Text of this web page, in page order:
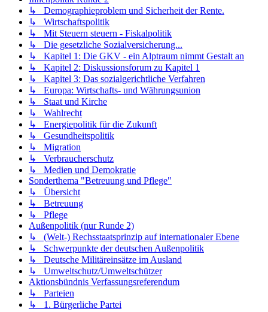
↳ Demographieproblem und Sicherheit der Rente.
↳ Wirtschaftspolitik
↳ Mit Steuern steuern - Fiskalpolitik
↳ Die gesetzliche Sozialversicherung...
↳ Kapitel 1: Die GKV - ein Alptraum nimmt Gestalt an
↳ Kapitel 2: Diskussionsforum zu Kapitel 1
↳ Kapitel 3: Das sozialgerichtliche Verfahren
↳ Europa: Wirtschafts- und Währungsunion
↳ Staat und Kirche
↳ Wahlrecht
↳ Energiepolitik für die Zukunft
↳ Gesundheitspolitik
↳ Migration
↳ Verbraucherschutz
↳ Medien und Demokratie
Sonderthema "Betreuung und Pflege"
↳ Übersicht
↳ Betreuung
↳ Pflege
Außenpolitik (nur Runde 2)
↳ (Welt-) Rechsstaatsprinzip auf internationaler Ebene
↳ Schwerpunkte der deutschen Außenpolitik
↳ Deutsche Militäreinsätze im Ausland
↳ Umweltschutz/Umweltschützer
Aktionsbündnis Verfassungsreferendum
↳ Parteien
↳ 1. Bürgerliche Partei